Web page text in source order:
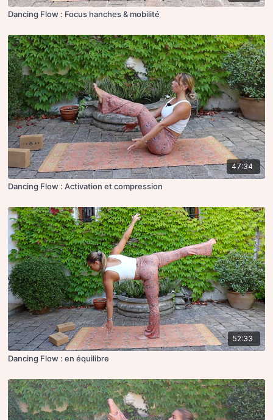
Dancing Flow : Focus hanches & mobilité
47:34
Dancing Flow : Activation et compression
52:33
Dancing Flow : en équilibre